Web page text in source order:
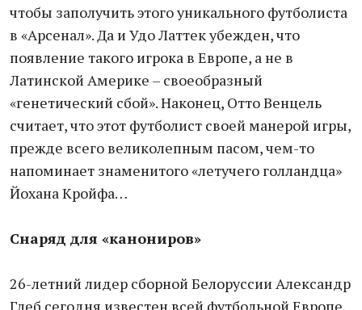
чтобы заполучить этого уникального футболиста
в «Арсенал». Да и Удо Латтек убежден, что
появление такого игрока в Европе, а не в
Латинской Америке – своеобразный
«генетический сбой». Наконец, Отто Венцель
считает, что этот футболист своей манерой игры,
прежде всего великолепным пасом, чем-то
напоминает знаменитого «летучего голландца»
Йохана Кройфа…
Снаряд для «канониров»
26-летний лидер сборной Белоруссии Александр
Глеб сегодня известен всей футбольной Европе.